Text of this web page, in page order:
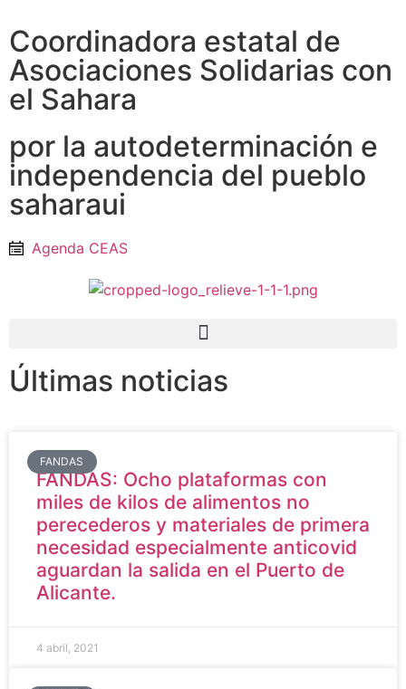
Coordinadora estatal de
Asociaciones Solidarias con
el Sahara
por la autodeterminación e
independencia del pueblo
saharaui
Agenda CEAS
Últimas noticias
FANDAS
FANDAS: Ocho plataformas con
miles de kilos de alimentos no
perecederos y materiales de primera
necesidad especialmente anticovid
aguardan la salida en el Puerto de
Alicante.
4 abril, 2021